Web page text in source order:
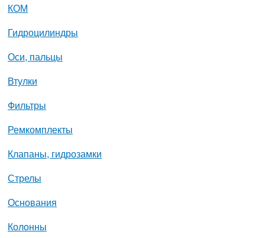
КОМ
Гидроцилиндры
Оси, пальцы
Втулки
Фильтры
Ремкомплекты
Клапаны, гидрозамки
Стрелы
Основания
Колонны